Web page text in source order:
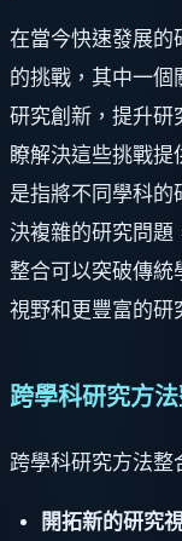
在當今快速發展的
的挑戰，其中一個
研究創新，提升研
瞭解決這些挑戰
是指將不同學科的
決複雜的研究問題
整合可以突破傳統
視野和更豐富的研
跨學科研究方
跨學科研究方法整
開拓新的研究